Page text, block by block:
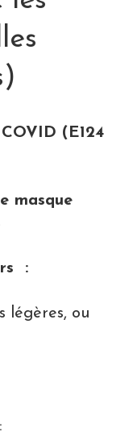
(E124
masque
:
légères, ou